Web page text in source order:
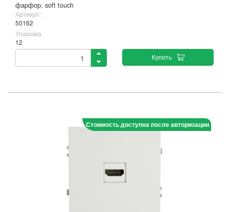
фарфор, soft touch
Артикул :
50162
Упаковка
12
Купить
Стоимость доступна после авторизации